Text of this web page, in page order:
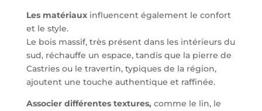
Les matériauxinfluencent également le confort
et le style.
Le bois massif, très présent dans les intérieurs du
sud, réchauffe un espace, tandis que la pierre de
Castries ou le travertin, typiques de la région,
ajoutent une touche authentique et raffinée.
Associer différentes textures, comme le lin, le